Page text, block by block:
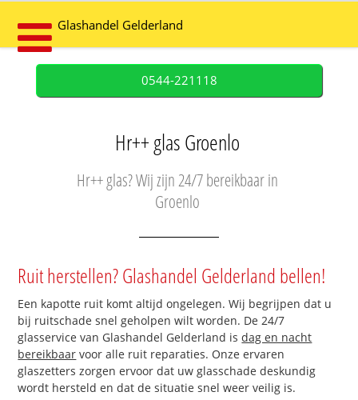
Glashandel Gelderland
0544-221118
Hr++ glas Groenlo
Hr++ glas? Wij zijn 24/7 bereikbaar in
Groenlo
Ruit herstellen? Glashandel Gelderland bellen!
Een kapotte ruit komt altijd ongelegen. Wij begrijpen dat u
bij ruitschade snel geholpen wilt worden. De 24/7
glasservice van Glashandel Gelderland isdag en nacht
bereikbaar voor alle ruit reparaties. Onze ervaren
glaszetters zorgen ervoor dat uw glasschade deskundig
wordt hersteld en dat de situatie snel weer veilig is.